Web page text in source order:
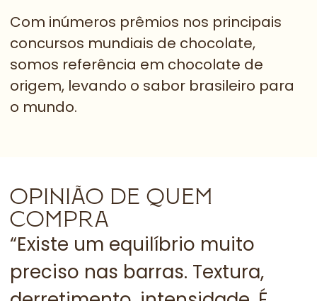
Com inúmeros prêmios nos principais
concursos mundiais de chocolate,
somos referência em chocolate de
origem, levando o sabor brasileiro para
o mundo.
OPINIÃO DE QUEM
COMPRA
“Existe um equilíbrio muito
preciso nas barras. Textura,